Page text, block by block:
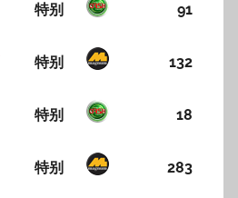
特别 91
特别 132
特别 18
特别 283